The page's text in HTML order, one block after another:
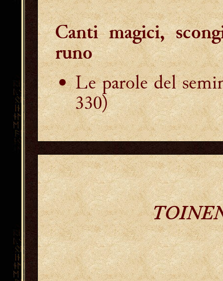
Canti magici,
runo
Le parole del
330)